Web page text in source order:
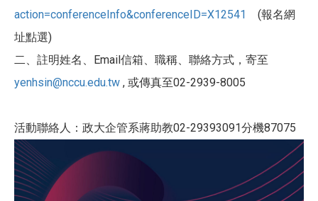
action=conferenceInfo&conferenceID=X12541
(報名網
址點選)
二、註明姓名、Email信箱、職稱、聯絡方式，寄至
yenhsin@nccu.edu.tw , 或傳真至02-2939-8005
活動聯絡人：政大企管系蔣助教02-29393091分機87075